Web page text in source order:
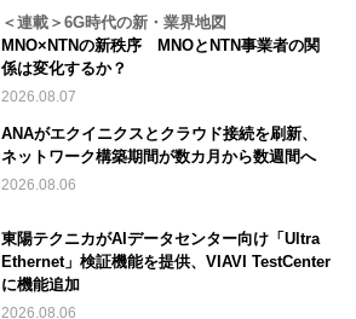
＜連載＞6G時代の新・業界地図
MNO×NTNの新秩序 MNOとNTN事業者の関
係は変化するか？
2026.08.07
ANAがエクイニクスとクラウド接続を刷新、
ネットワーク構築期間が数カ月から数週間へ
2026.08.06
東陽テクニカがAIデータセンター向け「Ultra
Ethernet」検証機能を提供、VIAVI TestCenter
に機能追加
2026.08.06